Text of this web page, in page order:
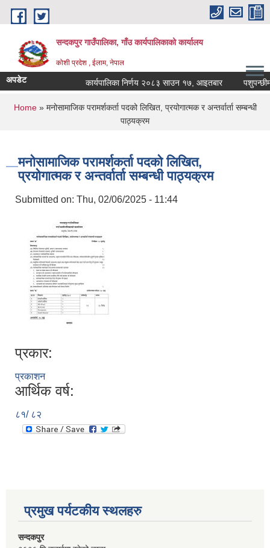
Skip to main content
सन्दकपुर गाउँपालिका, गाँउ कार्यपालिकाको कार्यालय
कोशी प्रदेश , ईलाम, नेपाल
अपडेट कार्यपालिका निर्णय २०८३ साउन १७, आइतबार पशुपन्छीमा
You are here
Home» मनोसामाजिक परामर्शकर्ता पदको लिखित, प्रयोगात्मक र अन्तर्वार्ता सम्बन्धी
पाठ्यक्रम
मनोसामाजिक परामर्शकर्ता पदको लिखित,
प्रयोगात्मक र अन्तर्वार्ता सम्बन्धी पाठ्यक्रम
Submitted on: Thu, 02/06/2025 - 11:44
प्रकार:
प्रकाशन
आर्थिक वर्ष:
८१/ ८२
प्रमुख पर्यटकीय स्थलहरु
सन्दकपुर